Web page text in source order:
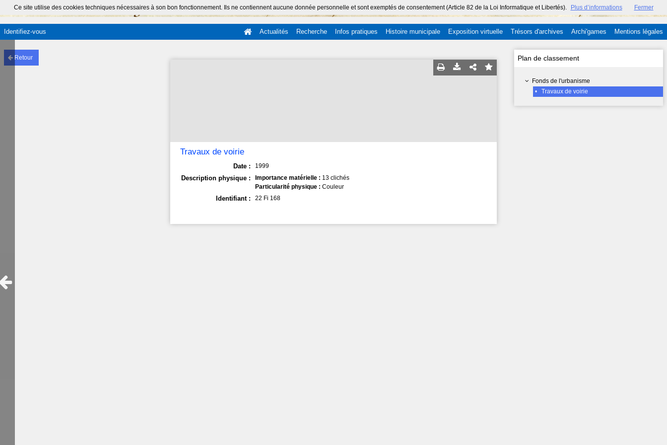
Ce site utilise des cookies techniques nécessaires à son bon fonctionnement. Ils ne contiennent aucune donnée personnelle et sont exemptés de consentement (Article 82 de la Loi Informatique et Libertés). Plus d’informations Fermer
Identifiez-vous Actualités Recherche Infos pratiques Histoire municipale Exposition virtuelle Trésors d'archives Archi'games Mentions légales
Retour Plan de classement
Fonds de l'urbanisme
•
Travaux de voirie
Travaux de voirie
Date : 1999
Description physique : Importance matérielle : 13 clichés
Particularité physique :Couleur
Identifiant : 22 Fi 168